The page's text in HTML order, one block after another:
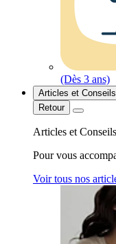
(Dès 3 ans)
Articles et Conseils
Retour
Articles et Conseils
Pour vous
Voir tous nos